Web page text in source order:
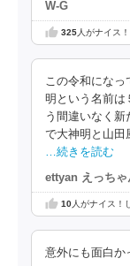
W-G
325人がナイス
この令和にな
明という名前は
う間違いなく
で大神明と山田
…続きを読む
ettyan えっちゃ
10人がナイス！
意外にも面白か